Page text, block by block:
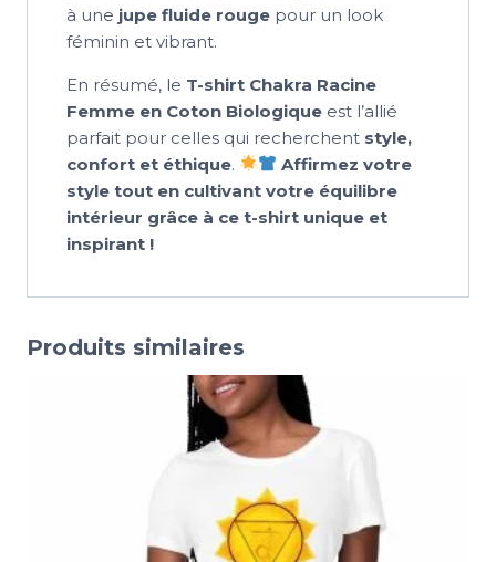
à une jupe fluide rouge pour un look
féminin et vibrant.
En résumé, le T-shirt Chakra Racine
Femme en Coton Biologique est l’allié
parfait pour celles qui recherchent style,
confort et éthique.
Affirmez votre
style tout en cultivant votre équilibre
intérieur grâce à ce t-shirt unique et
inspirant !
Produits similaires